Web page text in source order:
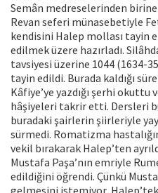
Semân medreselerinden birine
Revan seferi münasebetiyle
kendisini Halep mollası tayin
edilmek üzere hazırladı.
tavsiyesi üzerine 1044 (1634-
tayin edildi. Burada kaldığı
Kâfiye’ye yazdığı şerhi okuttu
hâşiyeleri takrir etti. Dersleri
buradaki şairlerin şiirleriyle
sürmedi. Romatizma
vekil bırakarak Halep’ten
Mustafa Paşa’nın emriyle
edildiğini öğrendi. Çünkü